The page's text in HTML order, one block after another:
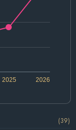
2026
2025
(39)